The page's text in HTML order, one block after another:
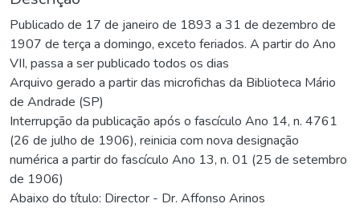
Publicado de 17 de janeiro de 1893 a 31 de dezembro de
1907 de terça a domingo, exceto feriados. A partir do Ano
VII, passa a ser publicado todos os dias
Arquivo gerado a partir das microfichas da Biblioteca Mário
de Andrade (SP)
Interrupção da publicação após o fascículo Ano 14, n. 4761
(26 de julho de 1906), reinicia com nova designação
numérica a partir do fascículo Ano 13, n. 01 (25 de setembro
de 1906)
Abaixo do título: Director - Dr. Affonso Arinos